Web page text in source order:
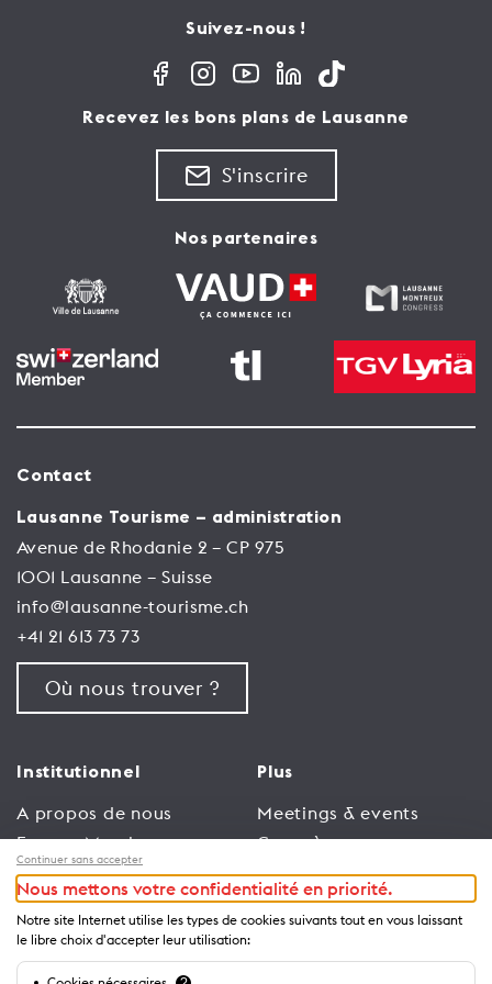
Suivez-nous !
Recevez les bons plans de Lausanne
S'inscrire
Nos partenaires
Contact
Lausanne Tourisme – administration
Avenue de Rhodanie 2 – CP 975
1001 Lausanne – Suisse
info@lausanne-tourisme.ch
+41 21 613 73 73
Où nous trouver ?
Institutionnel
A propos de nous
Espace Membres
Emploi
Conditions générales
d’utilisation
Politique de
Plus
Meetings & events
Congrès
Trade
Espace Médias
Annonceurs
Brochures et guides
Continuer sans accepter
Nous mettons votre confidentialité en priorité.
Notre site Internet utilise les types de cookies suivants tout en vous laissant
le libre choix d'accepter leur utilisation: